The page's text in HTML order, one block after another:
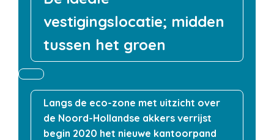
vestigingslocatie; midden
tussen het groen
Langs de eco-zone met uitzicht over
de Noord-Hollandse akkers verrijst
begin 2020 het nieuwe kantoorpand